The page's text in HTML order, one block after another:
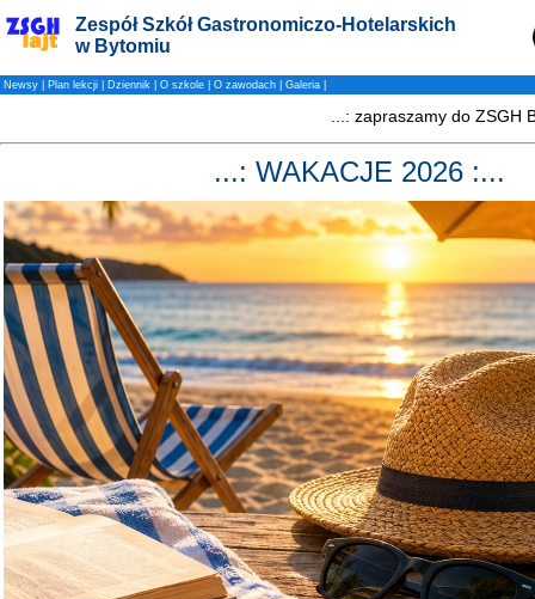
Zespół Szkół Gastronomiczo-Hotelarskich
w Bytomiu
Newsy Plan lekcji Dziennik O szkole O zawodach Galeria
...: WAKACJE 2026 :...